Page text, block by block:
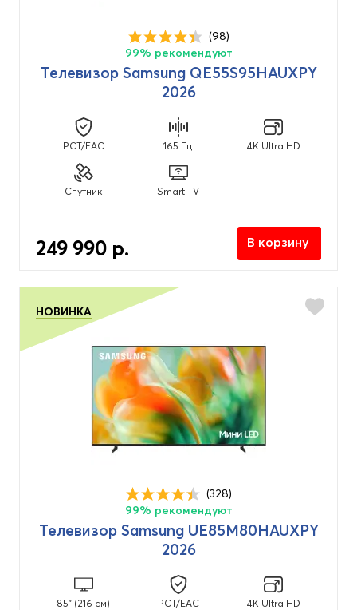
(98)
99% рекомендуют
Телевизор Samsung QE55S95HAUXPY
2026
PCT/EAC 165 Гц 4K Ultra HD
Спутник Smart TV
249 990 р. В корзину
НОВИНКА
(328)
99% рекомендуют
Телевизор Samsung UE85M80HAUXPY
2026
85" (216 см) PCT/EAC 4K Ultra HD